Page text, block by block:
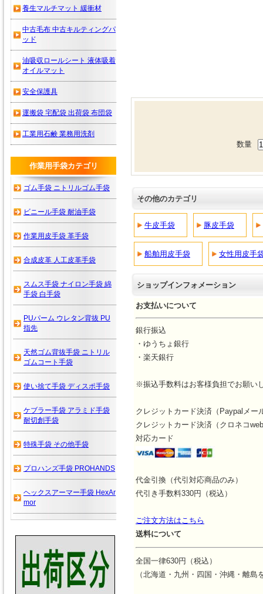
数量
その他のカテゴリ
牛皮手袋 豚皮手袋
船舶用皮手袋 女性用皮手
ショップインフォメーション
お支払いについて
銀行振込
・ゆうちょ銀行
・楽天銀行
※振込手数料はお客様負担でお願い
クレジットカード決済（Paypalメー
クレジットカード決済（クロネコ
対応カード
代金引換（代引対応商品のみ）
代引き手数料330円（税込）
ご注文方法はこちら
送料について
全国一律630円（税込）
（北海道・九州・四国・沖縄・離島
養生マルチマット 緩衝材
中古毛布 中古キルティングパ
ッド
油吸収ロールシート 液体吸着
オイルマット
安全保護具
運搬袋 宅配袋 出荷袋 布団袋
工業用石鹸 業務用洗剤
作業用手袋カテゴリ
ゴム手袋 ニトリルゴム手袋
ビニール手袋 耐油手袋
作業用皮手袋 革手袋
合成皮革 人工皮革手袋
スムス手袋 ナイロン手袋 綿
手袋 白手袋
PUパーム ウレタン背抜 PU
指先
天然ゴム背抜手袋 ニトリル
ゴムコート手袋
使い捨て手袋 ディスポ手袋
ケブラー手袋 アラミド手袋
耐切創手袋
特殊手袋 その他手袋
プロハンズ手袋 PROHANDS
ヘックスアーマー手袋 HexAr
mor